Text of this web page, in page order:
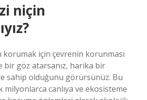
niçin
korumak için çevrenin korunması
bir göz atarsanız, harika bir
sahip olduğunu görürsünüz. Bu
milyonlarca canlıya ve ekosisteme